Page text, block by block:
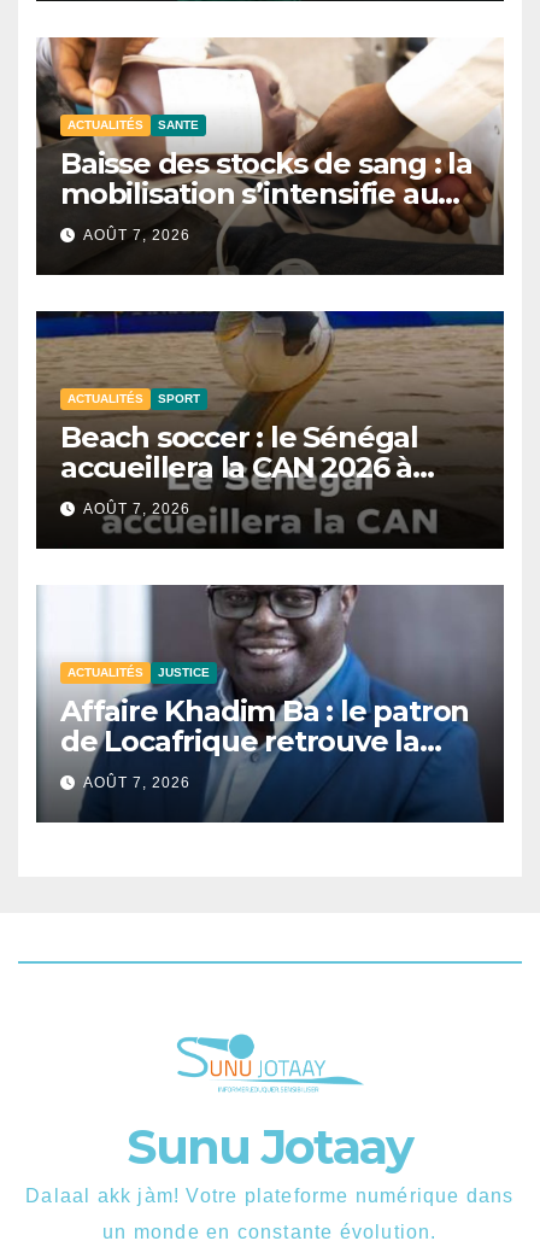
ACTUALITÉS SANTE
Baisse des stocks de sang : la
mobilisation s’intensifie au
CNTS de Dakar.
AOÛT 7, 2026
ACTUALITÉS SPORT
Beach soccer : le Sénégal
accueillera la CAN 2026 à
Dakar.
AOÛT 7, 2026
ACTUALITÉS JUSTICE
Affaire Khadim Ba : le patron
de Locafrique retrouve la
liberté.
AOÛT 7, 2026
Sunu Jotaay
Dalaal akk jàm! Votre plateforme numérique dans
un monde en constante évolution.